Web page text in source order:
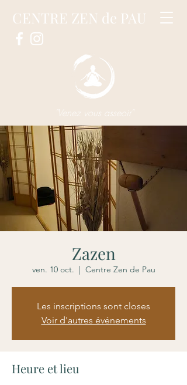
CENTRE ZEN de PAU
"Venez vous asseoir"
Zazen
ven. 10 oct.
  |
Centre Zen de Pau
Les inscriptions sont closes
Voir d'autres événements
Heure et lieu